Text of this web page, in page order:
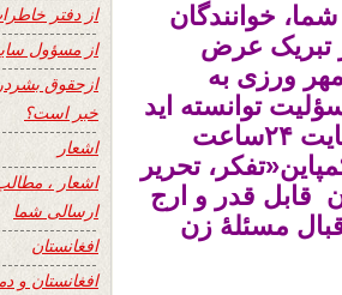
را برای شما، خوانندگان
تبریک عرض
ورزی به
توانسته اید
تا علاقمندان تان را خوانندگان همیشگی سایت ۲۴ساعت
تحریر
قابل قدر و ارج
مسئلۀ زن
از دفتر
از مسؤول
ازحقوق
خبر است؟
اشعار
اشعار ،
ارسالی شما
افغانستان
افغانستان و